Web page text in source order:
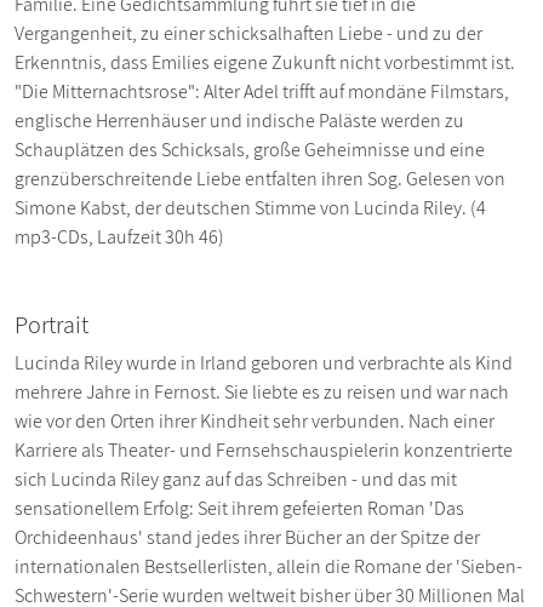
Vergangenheit, zu einer schicksalhaften Liebe - und zu der
Erkenntnis, dass Emilies eigene Zukunft nicht vorbestimmt ist.
"Die Mitternachtsrose": Alter Adel trifft auf mondäne Filmstars,
englische Herrenhäuser und indische Paläste werden zu
Schauplätzen des Schicksals, große Geheimnisse und eine
grenzüberschreitende Liebe entfalten ihren Sog. Gelesen von
Simone Kabst, der deutschen Stimme von Lucinda Riley. (4
mp3-CDs, Laufzeit 30h 46)
Portrait
Lucinda Riley wurde in Irland geboren und verbrachte als Kind
mehrere Jahre in Fernost. Sie liebte es zu reisen und war nach
wie vor den Orten ihrer Kindheit sehr verbunden. Nach einer
Karriere als Theater- und Fernsehschauspielerin konzentrierte
sich Lucinda Riley ganz auf das Schreiben - und das mit
sensationellem Erfolg: Seit ihrem gefeierten Roman 'Das
Orchideenhaus' stand jedes ihrer Bücher an der Spitze der
internationalen Bestsellerlisten, allein die Romane der 'Sieben-
Schwestern'-Serie wurden weltweit bisher über 30 Millionen Mal